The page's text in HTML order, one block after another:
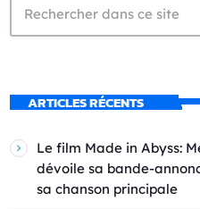
ARTICLES RÉCENTS
Le film Made in Abyss:
dévoile sa bande-
sa chanson principale